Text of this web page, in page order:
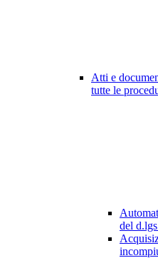
Atti e
tutte le
del